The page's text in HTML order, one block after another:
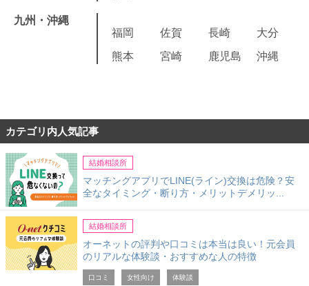
九州・沖縄
福岡
佐賀 長崎
大分
熊本
宮崎 鹿児島 沖縄
カテゴリ内人気記事
結婚相談所
マッチングアプリでLINE(ライン)交換は危険？安
全なタイミング・断り方・メリットデメリッ...
結婚相談所
オーネットの評判や口コミは本当は良い！元会員
のリアルな体験談・おすすめな人の特徴
口コミ 女性向け 体験談